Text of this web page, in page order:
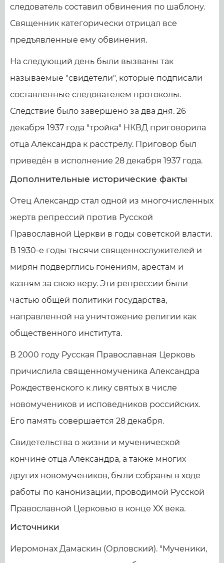
следователь составил обвинения по шаблону.
Священник категорически отрицал все
предъявленные ему обвинения.
На следующий день были вызваны так
называемые "свидетели", которые подписали
составленные следователем протоколы.
Следствие было завершено за два дня. 26
декабря 1937 года "тройка" НКВД приговорила
отца Александра к расстрелу. Приговор был
приведён в исполнение 28 декабря 1937 года.
Дополнительные исторические факты
Отец Александр стал одной из многочисленных
жертв репрессий против Русской
Православной Церкви в годы советской власти.
В 1930-е годы тысячи священнослужителей и
мирян подверглись гонениям, арестам и
казням за свою веру. Эти репрессии были
частью общей политики государства,
направленной на уничтожение религии как
общественного института.
В 2000 году Русская Православная Церковь
причислила священномученика Александра
Рождественского к лику святых в числе
новомучеников и исповедников российских.
Его память совершается 28 декабря.
Свидетельства о жизни и мученической
кончине отца Александра, а также многих
других новомучеников, были собраны в ходе
работы по канонизации, проводимой Русской
Православной Церковью в конце ХХ века.
Источники
Иеромонах Дамаскин (Орловский). "Мученики,